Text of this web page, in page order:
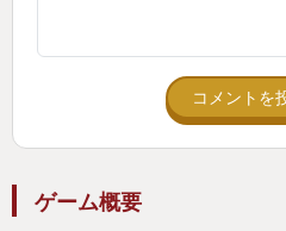
コメントを
ゲーム概要